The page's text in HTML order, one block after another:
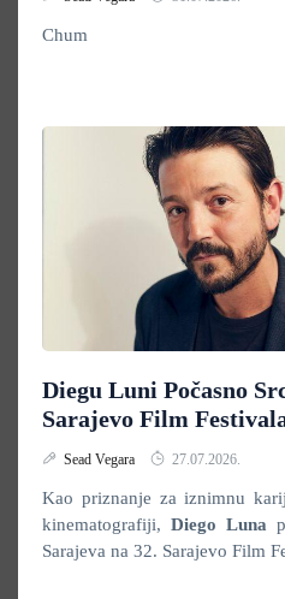
Chum
Diegu Luni Počasno
Sarajevo Film
Sead Vegara 27.07.2026.
Kao priznanje za iznimnu
kinematografiji, Diego Luna
Sarajeva na 32. Sarajevo Film